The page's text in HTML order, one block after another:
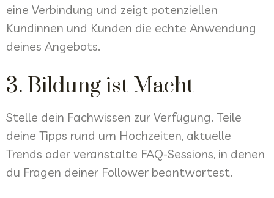
eine Verbindung und zeigt potenziellen
Kundinnen und Kunden die echte Anwendung
deines Angebots.
3. Bildung ist Macht
Stelle dein Fachwissen zur Verfügung. Teile
deine Tipps rund um Hochzeiten, aktuelle
Trends oder veranstalte FAQ-Sessions, in denen
du Fragen deiner Follower beantwortest.